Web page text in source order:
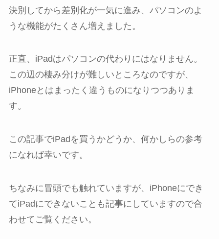
決別してから差別化が一気に進み、パソコンのよ
うな機能がたくさん増えました。
正直、iPadはパソコンの代わりにはなりません。
この辺の棲み分けが難しいところなのですが、
iPhoneとはまったく違うものになりつつありま
す。
この記事でiPadを買うかどうか、何かしらの参考
になれば幸いです。
ちなみに冒頭でも触れていますが、iPhoneにでき
てiPadにできないことも記事にしていますので合
わせてご覧ください。